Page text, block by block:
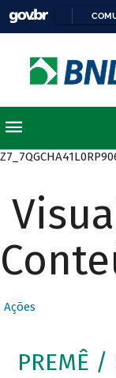
Ações
PREMÊ